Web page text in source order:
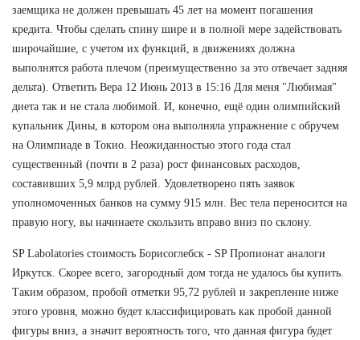
заемщика не должен превышать 45 лет на момент погашения
кредита. Чтобы сделать спину шире и в полной мере задействовать
широчайшие, с учетом их функций, в движениях должна
выполнятся работа плечом (преимущественно за это отвечает задняя
дельта). Ответить Вера 12 Июнь 2013 в 15:16 Для меня "Любимая"
диета так и не стала любимой. И, конечно, ещё один олимпийский
купальник Дины, в котором она выполняла упражнение с обручем
на Олимпиаде в Токио. Неожиданностью этого года стал
существенный (почти в 2 раза) рост финансовых расходов,
составивших 5,9 млрд рублей. Удовлетворено пять заявок
уполномоченных банков на сумму 915 млн. Вес тела переносится на
правую ногу, вы начинаете скользить вправо вниз по склону.
SP Labolatories стоимость Борисоглебск - SP Пропионат аналоги
Иркутск. Скорее всего, загородный дом тогда не удалось бы купить.
Таким образом, пробой отметки 95,72 рублей и закрепление ниже
этого уровня, можно будет классифицировать как пробой данной
фигуры вниз, а значит вероятность того, что данная фигура будет